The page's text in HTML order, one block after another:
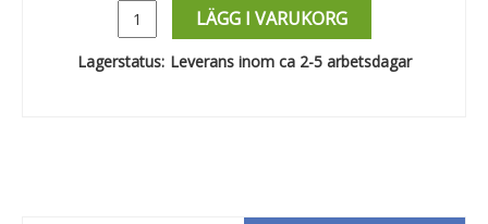
LÄGG I VARUKORG
Lagerstatus: Leverans inom ca 2-5 arbetsdagar